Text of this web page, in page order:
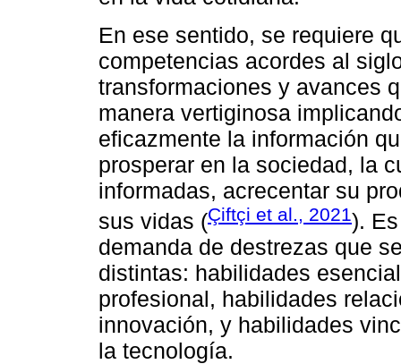
En ese sentido, se requiere
competencias acordes al
transformaciones y avances
manera vertiginosa
eficazmente la información
prosperar en la sociedad, la
informadas, acrecentar su
sus vidas (Çiftçi et al., 2021).
demanda de destrezas que
distintas: habilidades
profesional, habilidades
innovación, y habilidades
la tecnología.